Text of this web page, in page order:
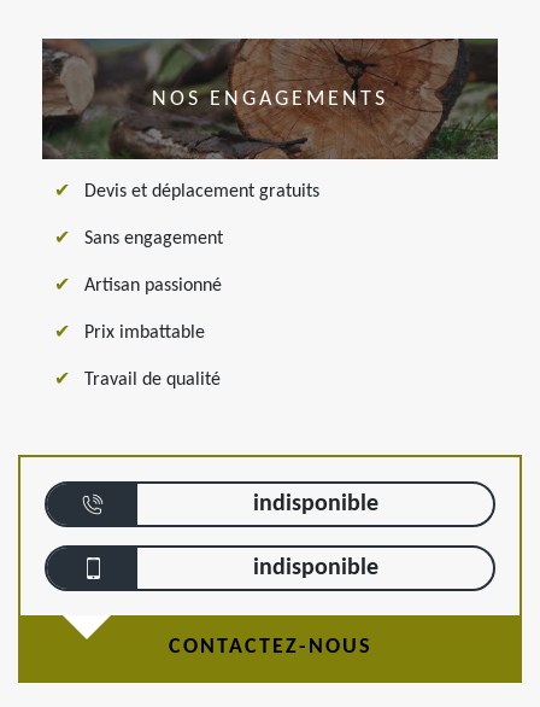
NOS ENGAGEMENTS
Devis et déplacement gratuits
Sans engagement
Artisan passionné
Prix imbattable
Travail de qualité
indisponible
indisponible
CONTACTEZ-NOUS